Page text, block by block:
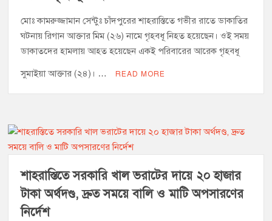
মোঃ কামরুজ্জামান সেন্টুঃ চাঁদপুরের শাহরাস্তিতে গভীর রাতে ডাকাতির
ঘটনায় রিগান আক্তার মিম (২৬) নামে গৃহবধূ নিহত হয়েছেন। ওই সময়
ডাকাতদের হামলায় আহত হয়েছেন একই পরিবারের আরেক গৃহবধূ
সুমাইয়া আক্তার (২৪)। … READ MORE
শাহরাস্তিতে সরকারি খাল ভরাটের দায়ে ২০ হাজার
টাকা অর্থদণ্ড, দ্রুত সময়ে বালি ও মাটি অপসারণের
নির্দেশ